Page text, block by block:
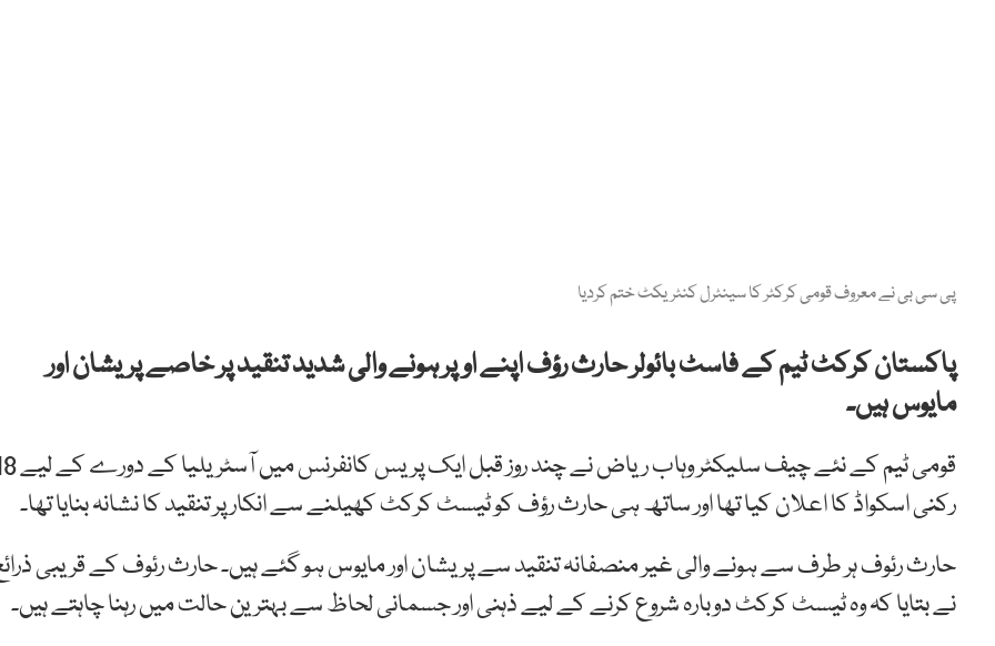
پی سی بی نے معروف قومی کرکٹر کا سینٹرل کنٹریکٹ ختم کردیا
پاکستان کرکٹ ٹیم کے فاسٹ بائولر حارث رؤف اپنے اوپر ہونے والی شدید تنقید پر خاصے پریشان اور
مایوس ہیں۔
قومی ٹیم کے نئے چیف سلیکٹر وہاب ریاض نے چند
رکنی اسکواڈ کا اعلان کیا تھا اور ساتھ ہی حارث رؤف کو ٹیسٹ کرکٹ کھیلنے سے انکار پر تنقید کا نشانہ بنایا تھا۔
حارث رئوف ہر طرف سے ہونے والی غیر منصفانہ تنقید سے پریشان اور مایوس ہو گئے ہیں۔ حارث رئوف کے قریبی
نے بتایا کہ وہ ٹیسٹ کرکٹ دوبارہ شروع کرنے کے لیے ذہنی اور جسمانی لحاظ سے بہترین حالت میں رہنا چاہتے ہیں۔